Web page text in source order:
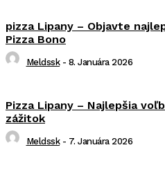
pizza Lipany – Objavte
Pizza Bono
Meldssk - 8. Januára 2026
Pizza Lipany – Najlepšia
zážitok
Meldssk - 7. Januára 2026